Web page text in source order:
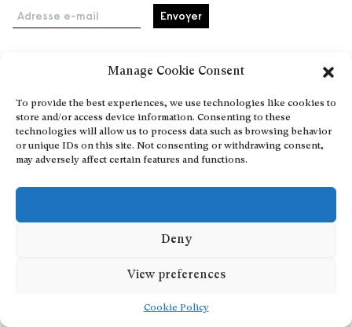
Manage Cookie Consent
To provide the best experiences, we use technologies like cookies to
store and/or access device information. Consenting to these
technologies will allow us to process data such as browsing behavior
or unique IDs on this site. Not consenting or withdrawing consent,
may adversely affect certain features and functions.
Deny
View preferences
Cookie Policy
Adresse e-mail
Événements
À propos
Partenaires
Conditions générales
Confidentialité et cookies
Communiquer votre événement